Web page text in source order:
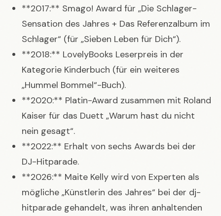
**2017:** Smago! Award für „Die Schlager-
Sensation des Jahres + Das Referenzalbum im
Schlager“ (für „Sieben Leben für Dich“).
**2018:** LovelyBooks Leserpreis in der
Kategorie Kinderbuch (für ein weiteres
„Hummel Bommel“-Buch).
**2020:** Platin-Award zusammen mit Roland
Kaiser für das Duett „Warum hast du nicht
nein gesagt“.
**2022:** Erhalt von sechs Awards bei der
DJ-Hitparade.
**2026:** Maite Kelly wird von Experten als
mögliche „Künstlerin des Jahres“ bei der dj-
hitparade gehandelt, was ihren anhaltenden